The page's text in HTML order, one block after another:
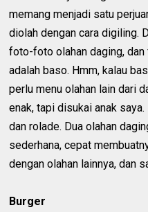
memang menjadi satu
diolah dengan cara digiling.
foto-foto olahan daging,
adalah baso. Hmm, kalau
perlu menu olahan lain dari
enak, tapi disukai anak
dan rolade. Dua olahan
sederhana, cepat
dengan olahan lainnya, dan
Burger